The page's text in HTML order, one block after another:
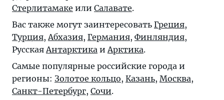
Стерлитамаке или Салавате.
Вас также могут заинтересовать Греция,
Турция,Абхазия, Германия, Финляндия,
РусскаяАнтарктика иАрктика.
Самые популярные российские города и
регионы: Золотое кольцо, Казань, Москва,
Санкт-Петербург, Сочи.